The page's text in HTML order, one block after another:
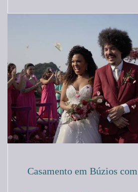
Casamento em Búzios